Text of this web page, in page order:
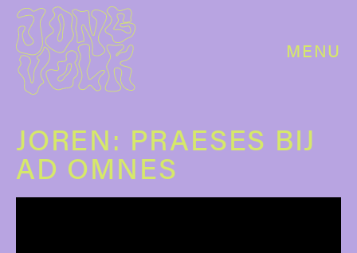
MENU
JOREN: PRAESES BIJ
AD OMNES